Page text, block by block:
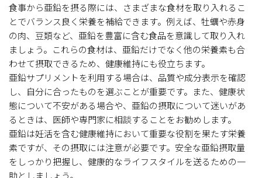
食事から亜鉛を摂る際には、さまざまな食材を取り入れるこ
とでバランス良く栄養を補給できます。例えば、牡蠣や赤身
の肉、豆類など、亜鉛を豊富に含む食品を意識して取り入れ
ましょう。これらの食材は、亜鉛だけでなく他の栄養素も合
わせて摂取できるため、健康維持にも役立ちます。
亜鉛サプリメントを利用する場合は、品質や成分表示を確認
し、自分に合ったものを選ぶことが重要です。また、健康状
態について不安がある場合や、亜鉛の摂取について迷いがあ
るときは、医師や専門家に相談することをお勧めします。
亜鉛は妊活を含む健康維持において重要な役割を果たす栄養
素ですが、その摂取には注意が必要です。安全な亜鉛摂取量
をしっかり把握し、健康的なライフスタイルを送るための一
助としましょう。